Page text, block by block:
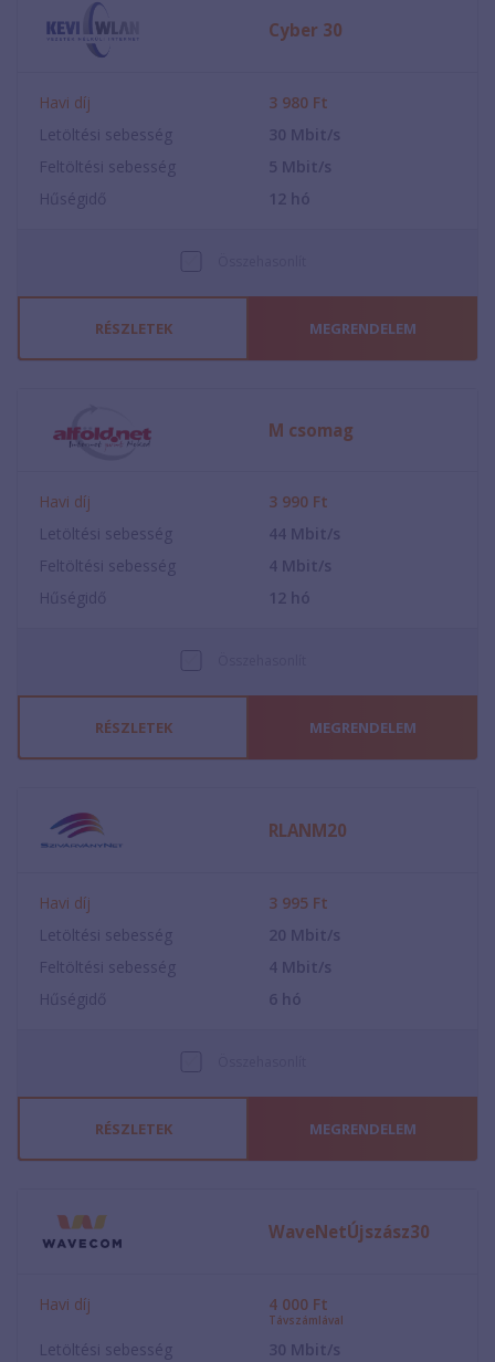
Cyber 30
Havi díj 3 980 Ft
Letöltési sebesség
30 Mbit/s
Feltöltési sebesség
5 Mbit/s
Hűségidő
12 hó
RÉSZLETEK MEGRENDELEM
M csomag
Havi díj 3 990 Ft
Letöltési sebesség
44 Mbit/s
Feltöltési sebesség
4 Mbit/s
Hűségidő
12 hó
RÉSZLETEK MEGRENDELEM
RLANM20
Havi díj 3 995 Ft
Letöltési sebesség
20 Mbit/s
Feltöltési sebesség
4 Mbit/s
Hűségidő
6 hó
RÉSZLETEK MEGRENDELEM
WaveNetÚjszász30
Havi díj 4 000 Ft
Távszámlával
Letöltési sebesség 30 Mbit/s